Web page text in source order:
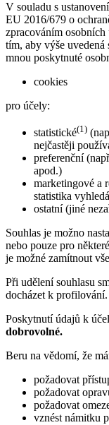
V souladu s
EU 2016/679 o
zpracováním
tím, aby výše uvedená
mnou poskytnuté
cookies
pro účely:
statistické(1)
nejčastěji
preferenční
apod.)
marketingové a
statistika
ostatní (jiné
Souhlas je možno
nebo pouze pro
je možné zamítnout
Při udělení souhlasu
docházet k profilování.
Poskytnutí údajů k
dobrovolné.
Beru na vědomí, že
požadovat
požadovat
požadovat
vznést námitku